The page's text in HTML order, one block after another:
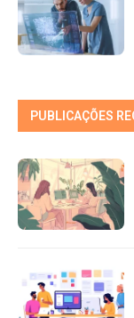
PUBLICAÇÕES